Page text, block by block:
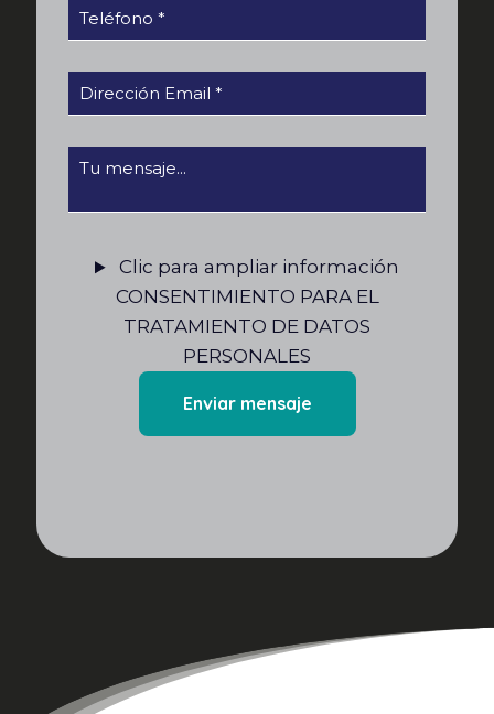
Clic para ampliar información
CONSENTIMIENTO PARA EL
TRATAMIENTO DE DATOS
PERSONALES